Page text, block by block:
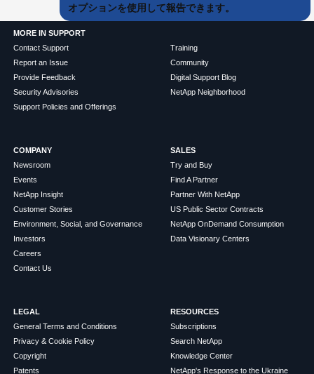
オプションを使用して報告できます。
MORE IN SUPPORT
Contact Support
Report an Issue
Provide Feedback
Security Advisories
Support Policies and Offerings
Training
Community
Digital Support Blog
NetApp Neighborhood
COMPANY
Newsroom
Events
NetApp Insight
Customer Stories
Environment, Social, and Governance
Investors
Careers
Contact Us
SALES
Try and Buy
Find A Partner
Partner With NetApp
US Public Sector Contracts
NetApp OnDemand Consumption
Data Visionary Centers
LEGAL
General Terms and Conditions
Privacy & Cookie Policy
Copyright
Patents
RESOURCES
Subscriptions
Search NetApp
Knowledge Center
NetApp's Response to the Ukraine